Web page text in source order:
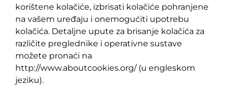
korištene kolačiće, izbrisati kolačiće pohranjene
na vašem uređaju i onemogućiti upotrebu
kolačića. Detaljne upute za brisanje kolačića za
različite preglednike i operativne sustave
možete pronaći na
http://www.aboutcookies.org/ (u engleskom
jeziku).